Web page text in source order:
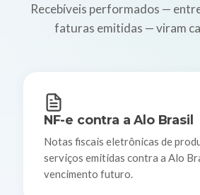
Recebíveis performados —
faturas emitidas — viram
NF-e contra a Alo Brasil
Notas fiscais eletrônicas de
serviços emitidas contra a Alo
vencimento futuro.